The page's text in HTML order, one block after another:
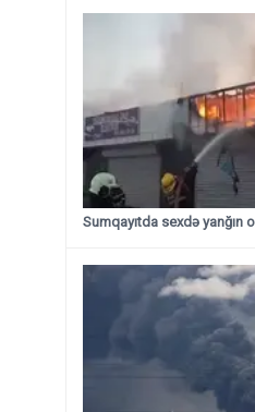
Sumqayıtda sexdə yanğın